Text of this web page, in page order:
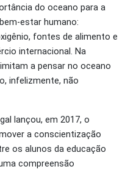
do oceano para a
estar humano:
fontes de alimento e
internacional. Na
a pensar no oceano
infelizmente, não
lançou, em 2017, o
a conscientização
os alunos da educação
compreensão